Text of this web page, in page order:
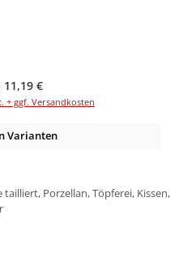
Preis:
11,19 €
+ ggf. Versandkosten
Varianten